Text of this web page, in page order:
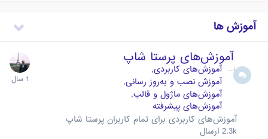
آموزش ها
آموزش‌های پرستا شاپ
آموزش‌های کاربردی
آموزش نصب و به‌روز رسانی
آموزش‌های ماژول و قالب
آموزش‌های پیشرفته
آموزش‌های کاربردی برای تمام کاربران پرستا شاپ
2.3k ارسال